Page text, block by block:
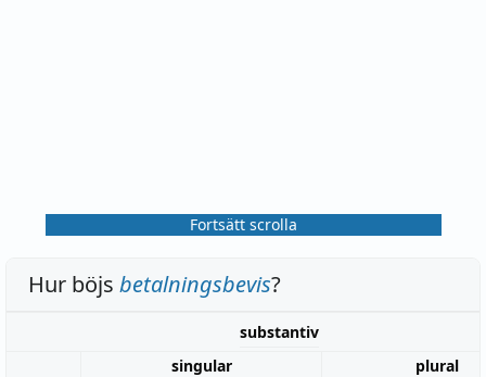
Fortsätt scrolla
Hur böjs betalningsbevis?
substantiv
singular
plural